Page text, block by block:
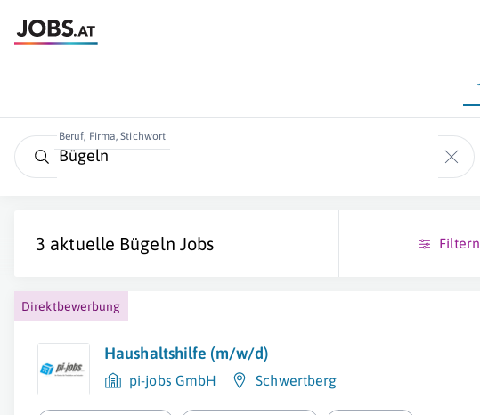
Beruf, Firma, Stichwort
3 aktuelle Bügeln Jobs Filtern
Direktbewerbung
Haushaltshilfe (m/w/d)
pi-jobs GmbH Schwertberg